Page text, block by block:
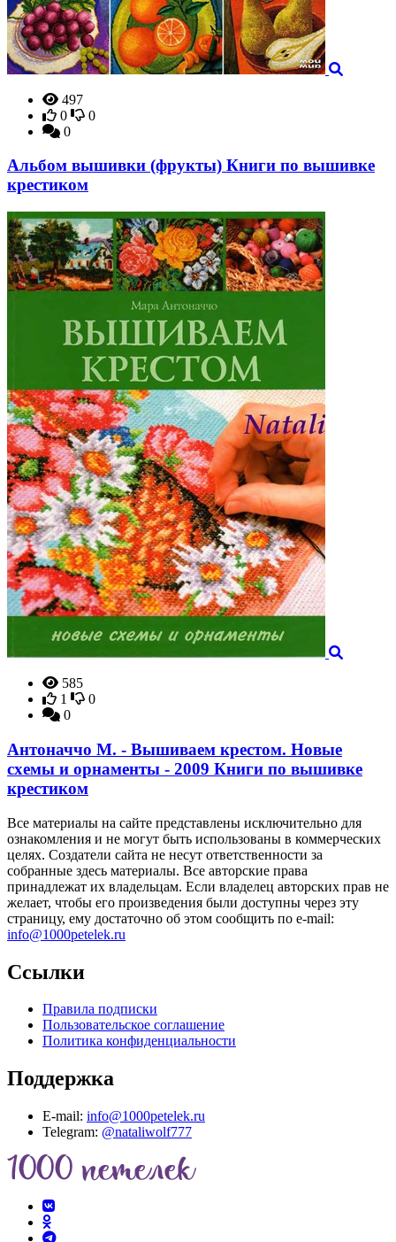
497
0
0
0
Альбом вышивки (фрукты) Книги по вышивке
крестиком
585
1
0
0
Антоначчо М. - Вышиваем крестом. Новые
схемы и орнаменты - 2009 Книги по вышивке
крестиком
Все материалы на сайте представлены исключительно для
ознакомления и не могут быть использованы в коммерческих
целях. Создатели сайта не несут ответственности за
собранные здесь материалы. Все авторские права
принадлежат их владельцам. Если владелец авторских прав не
желает, чтобы его произведения были доступны через эту
страницу, ему достаточно об этом сообщить по e-mail:
info@1000petelek.ru
Ссылки
Правила подписки
Пользовательское соглашение
Политика конфиденциальности
Поддержка
E-mail: info@1000petelek.ru
Telegram: @nataliwolf777